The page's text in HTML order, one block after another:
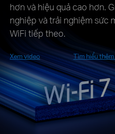
hơn và hiệu quả cao hơn.
nghiệp và trải nghiệm sức
WiFi tiếp theo.
Xem video Tìm hiểu